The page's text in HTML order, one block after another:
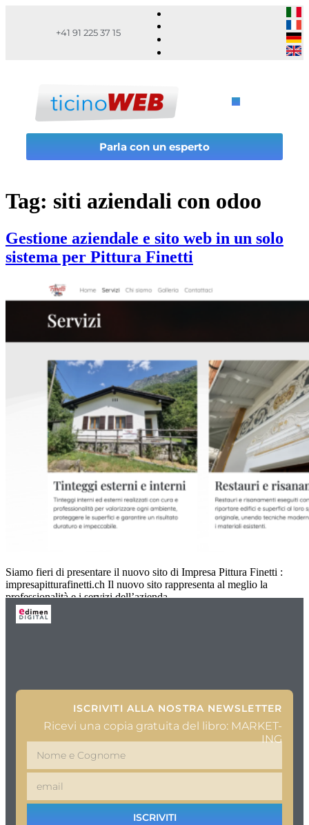
+41 91 225 37 15
Parla con un esperto
Tag: siti aziendali con odoo
Gestione aziendale e sito web in un solo
sistema per Pittura Finetti
Siamo fieri di presentare il nuovo sito di Impresa Pittura Finetti :
impresapitturafinetti.ch Il nuovo sito rappresenta al meglio la
professionalità e i servizi dell’azienda,
ISCRIVITI ALLA NOSTRA NEWSLETTER
Ricevi una copia gratuita del libro: MARKET-
ING
ISCRIVITI